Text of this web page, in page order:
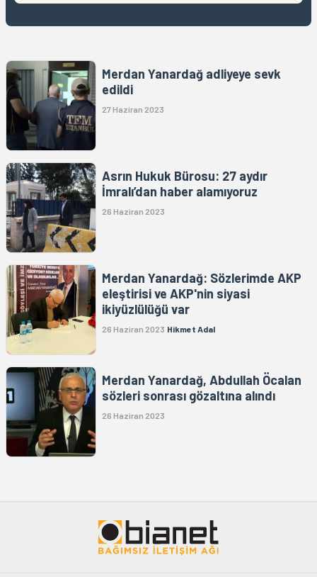
Merdan Yanardağ adliyeye sevk
edildi
27 Haziran 2023
Asrın Hukuk Bürosu: 27 aydır
İmralı’dan haber alamıyoruz
26 Haziran 2023
Merdan Yanardağ: Sözlerimde AKP
eleştirisi ve AKP'nin siyasi
ikiyüzlülüğü var
26 Haziran 2023 Hikmet Adal
Merdan Yanardağ, Abdullah Öcalan
sözleri sonrası gözaltına alındı
26 Haziran 2023